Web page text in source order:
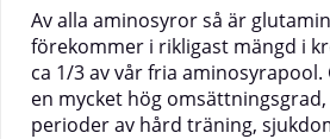
Av alla aminosyror så är
förekommer i rikligast mängd i
ca 1/3 av vår fria
en mycket hög
perioder av hård träning,